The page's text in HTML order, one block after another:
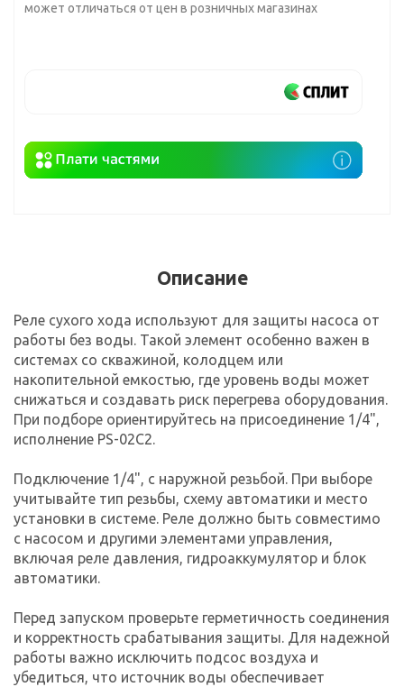
может отличаться от цен в розничных магазинах
Описание
Реле сухого хода используют для защиты насоса от
работы без воды. Такой элемент особенно важен в
системах со скважиной, колодцем или
накопительной емкостью, где уровень воды может
снижаться и создавать риск перегрева оборудования.
При подборе ориентируйтесь на присоединение 1/4",
исполнение PS-02C2.
Подключение 1/4", с наружной резьбой. При выборе
учитывайте тип резьбы, схему автоматики и место
установки в системе. Реле должно быть совместимо
с насосом и другими элементами управления,
включая реле давления, гидроаккумулятор и блок
автоматики.
Перед запуском проверьте герметичность соединения
и корректность срабатывания защиты. Для надежной
работы важно исключить подсос воздуха и
убедиться, что источник воды обеспечивает